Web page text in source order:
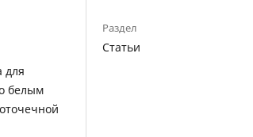
для
белым
Раздел
Статьи